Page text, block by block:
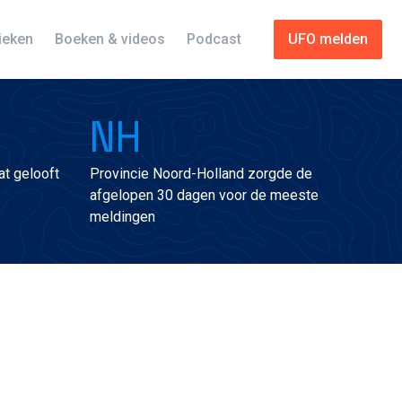
UFO melden
Boeken & videos Podcast
gelooft
NH
Provincie Noord-Holland zorgde de
afgelopen 30 dagen voor de meeste
meldingen